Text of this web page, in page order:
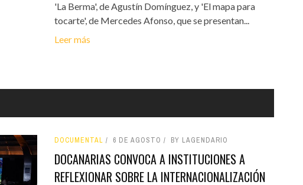
'La Berma', de Agustín Domínguez, y 'El mapa para
tocarte', de Mercedes Afonso, que se presentan...
Leer más
DOCUMENTAL 6 DE AGOSTO BY LAGENDARIO
DOCANARIAS CONVOCA A INSTITUCIONES A
REFLEXIONAR SOBRE LA INTERNACIONALIZACIÓN